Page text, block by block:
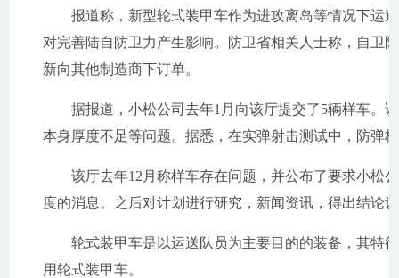
报道称，新型轮式装甲车作为进攻离岛等情况下运送
对完善陆自防卫力产生影响。防卫省相关人士称，自卫
新向其他制造商下订单。
据报道，小松公司去年1月向该厅提交了5辆样车。
本身厚度不足等问题。据悉，在实弹射击测试中，防弹
该厅去年12月称样车存在问题，并公布了要求小松公
度的消息。之后对计划进行研究，新闻资讯，得出结论
轮式装甲车是以运送队员为主要目的的装备，其特征
用轮式装甲车。